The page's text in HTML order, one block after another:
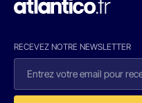
RECEVEZ NOTRE NEWSLETTER